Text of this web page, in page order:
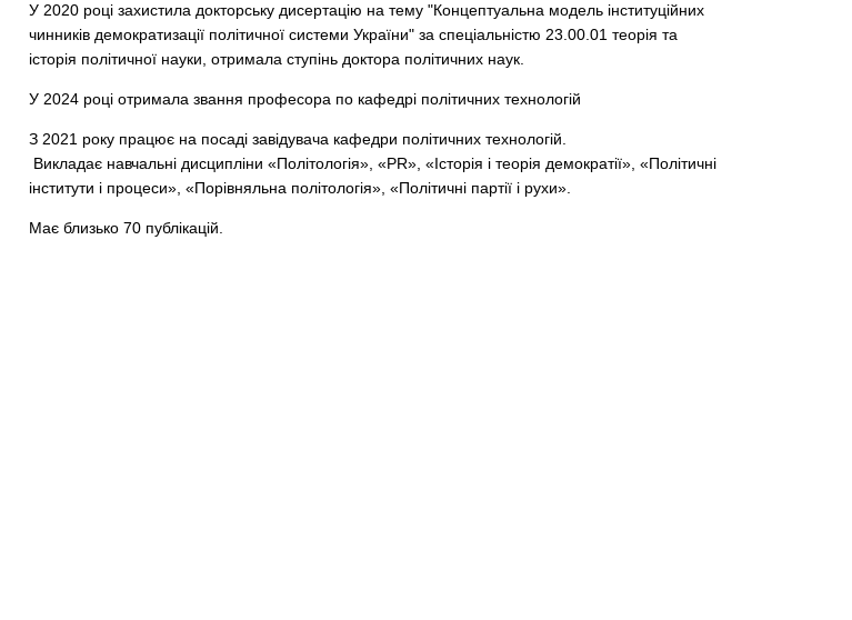
У 2020 році захистила докторську дисертацію на тему "Концептуальна модель інституційних
чинників демократизації політичної системи України" за спеціальністю 23.00.01 теорія та
історія політичної науки, отримала ступінь доктора політичних наук.
У 2024 році отримала звання професора по кафедрі політичних технологій
З 2021 року працює на посаді завідувача кафедри політичних технологій.
Викладає навчальні дисципліни «Політологія», «PR», «Історія і теорія демократії», «Політичні
інститути і процеси», «Порівняльна політологія», «Політичні партії і рухи».
Має близько 70 публікацій.